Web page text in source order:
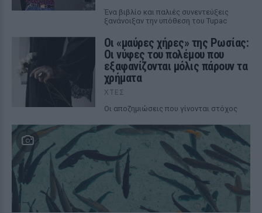
Ένα βιβλίο και παλιές συνεντεύξεις
ξανάνοιξαν την υπόθεση του Tupac
Οι «μαύρες χήρες» της Ρωσίας:
Οι νύφες του πολέμου που
εξαφανίζονται μόλις πάρουν τα
χρήματα
ΧΤΕΣ
Οι αποζημιώσεις που γίνονται στόχος